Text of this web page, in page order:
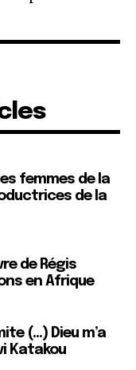
femmes de la
de la
de Régis
en Afrique
(…) Dieu m’a
Katakou